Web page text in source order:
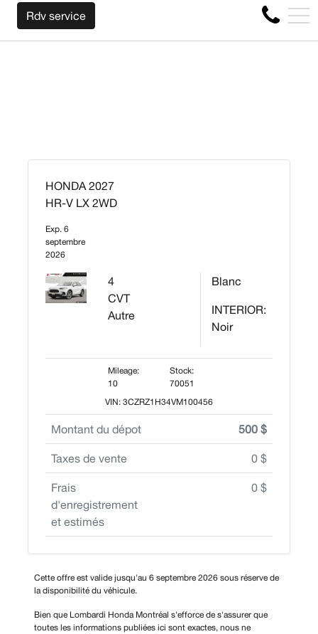
NOUS RACHETONS VOTRE AUTO PEU
4356 Boul Métropolitain E, Montréal, QC, CA H1S 1A2
EN
Rdv service
HONDA 2027
HR-V LX 2WD
Exp. 6
septembre
2026
4
CVT
Autre
Blanc
INTERIOR:
Noir
Mileage:
10
Stock:
70051
VIN: 3CZRZ1H34VM100456
Montant du dépot 500 $
Taxes de vente 0 $
Frais
d'enregistrement
et estimés
0 $
Cette offre est valide jusqu'au 6 septembre 2026 sous réserve de
la disponibilité du véhicule.
Bien que Lombardi Honda Montréal s'efforce de s'assurer que
toutes les informations publiées ici sont exactes, nous ne